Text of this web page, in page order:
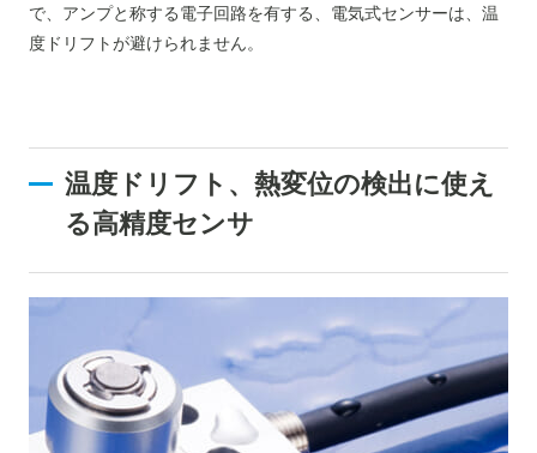
で、アンプと称する電子回路を有する、電気式センサーは、温
度ドリフトが避けられません。
温度ドリフト、熱変位の検出に使え
る高精度センサ